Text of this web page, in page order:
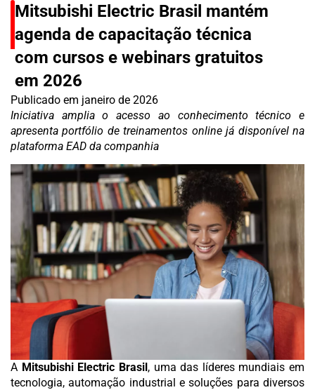
Mitsubishi Electric Brasil mantém
agenda de capacitação técnica
com cursos e webinars gratuitos
em 2026
Publicado em janeiro de 2026
Iniciativa amplia o acesso ao conhecimento técnico e
apresenta portfólio de treinamentos online já disponível na
plataforma EAD da companhia
A Mitsubishi Electric Brasil, uma das líderes mundiais em
tecnologia, automação industrial e soluções para diversos